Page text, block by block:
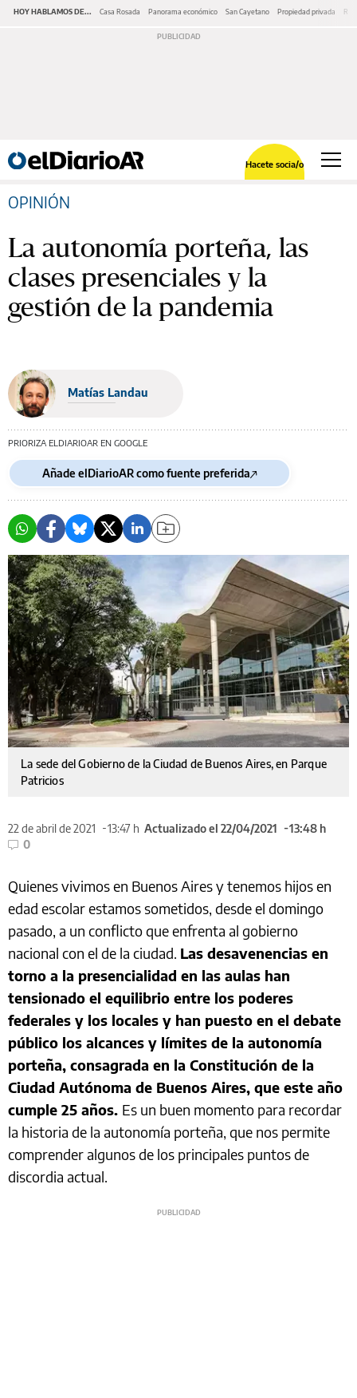
HOY HABLAMOS DE... Casa Rosada Panorama económico San Cayetano Propiedad privada
Hacete socia/o
OPINIÓN
La autonomía porteña, las
clases presenciales y la
gestión de la pandemia
Matías Landau
PRIORIZA ELDIARIOAR EN GOOGLE
Añade elDiarioAR como fuente preferida
La sede del Gobierno de la Ciudad de Buenos Aires, en Parque
Patricios
22 de abril de 2021 13:47 h Actualizado el 22/04/2021
13:48 h
0
Quienes vivimos en Buenos Aires y tenemos hijos en
edad escolar estamos sometidos, desde el domingo
pasado, a un conflicto que enfrenta al gobierno
nacional con el de la ciudad. Las desavenencias en
torno a la presencialidad en las aulas han
tensionado el equilibrio entre los poderes
federales y los locales y han puesto en el debate
público los alcances y límites de la autonomía
porteña, consagrada en la Constitución de la
Ciudad Autónoma de Buenos Aires, que este año
cumple 25 años. Es un buen momento para recordar
la historia de la autonomía porteña, que nos permite
comprender algunos de los principales puntos de
discordia actual.